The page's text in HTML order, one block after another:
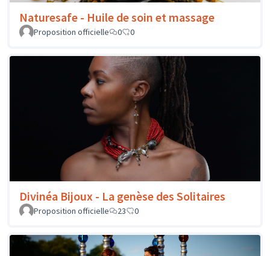
Naturesafe - Huile de soin et massage
Proposition officielle 0 0
Divinéa Bijoux - La genèse des Solitaires
Proposition officielle 23 0